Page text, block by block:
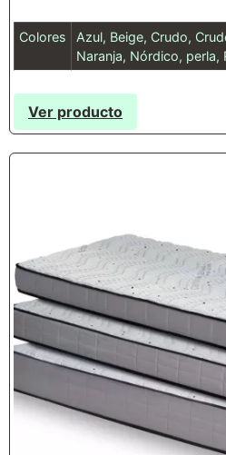
Colores
Azul, Beige, Crudo,
Naranja, Nórdico, perla,
Ver producto